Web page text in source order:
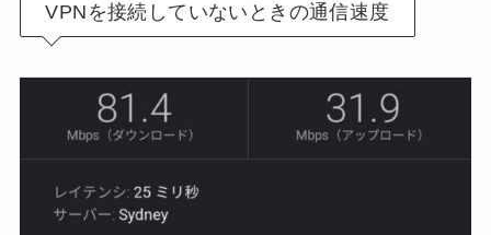
VPNを接続していないときの通信速度